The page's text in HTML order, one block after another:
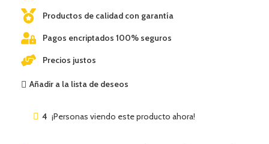
Productos de calidad con garantía
Pagos encriptados 100% seguros
Precios justos
Añadir a la lista de deseos
4 ¡Personas viendo este producto ahora!